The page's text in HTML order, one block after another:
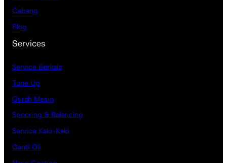
Cabang
Blog
Services
Service Berkala
Tune Up
Gurah Mesin
Spooring & Balancing
Service Kaki-Kaki
Ganti Oli